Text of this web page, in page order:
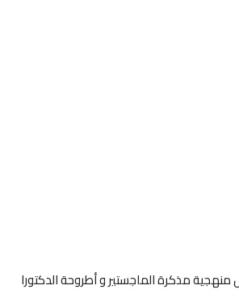
مذكرة الماجستير و أطروحة الدكتورا